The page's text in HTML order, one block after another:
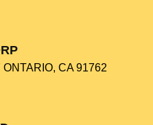
CA 91762